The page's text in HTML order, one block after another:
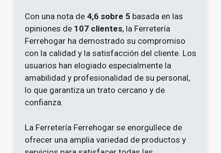
Con una nota de 4,6 sobre 5 basada en las
opiniones de 107 clientes, la Ferretería
Ferrehogar ha demostrado su compromiso
con la calidad y la satisfacción del cliente. Los
usuarios han elogiado especialmente la
amabilidad y profesionalidad de su personal,
lo que garantiza un trato cercano y de
confianza.
La Ferretería Ferrehogar se enorgullece de
ofrecer una amplia variedad de productos y